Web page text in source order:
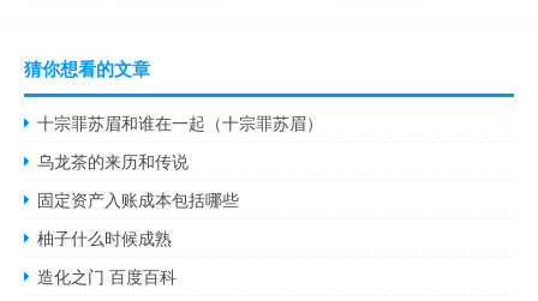
猜你想看的文章
十宗罪苏眉和谁在一起（十宗罪苏眉）
乌龙茶的来历和传说
固定资产入账成本包括哪些
柚子什么时候成熟
造化之门 百度百科